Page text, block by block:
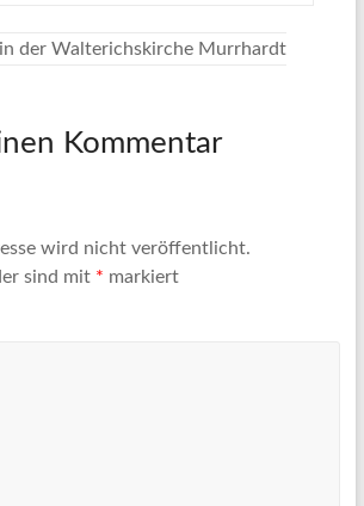
der Walterichskirche Murrhardt
Kommentar
wird nicht veröffentlicht.
sind mit * markiert